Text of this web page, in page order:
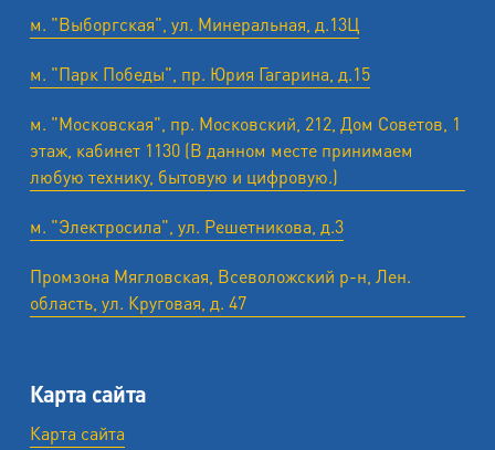
м. "Выборгская", ул. Минеральная, д.13Ц
м. "Парк Победы", пр. Юрия Гагарина, д.15
м. "Московская", пр. Московский, 212, Дом Советов, 1
этаж, кабинет 1130 (В данном месте принимаем
любую технику, бытовую и цифровую.)
м. "Электросила", ул. Решетникова, д.3
Промзона Мягловская, Всеволожский р-н, Лен.
область, ул. ​Круговая, д. 47
Карта сайта
Карта сайта